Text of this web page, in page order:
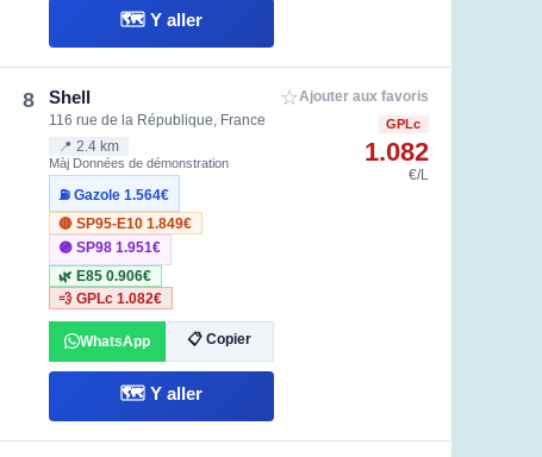
🗺️ Y aller
8 Shell
116 rue de la République, France
📍 2.4 km
Màj Données de démonstration
⛽ Gazole1.564€
🔴 SP95-E101.849€
🟣 SP981.951€
🌿 E850.906€
💨 GPLc1.082€
WhatsApp 📋 Copier
🗺️ Y aller
☆Ajouter aux favoris
GPLc
1.082
€/L